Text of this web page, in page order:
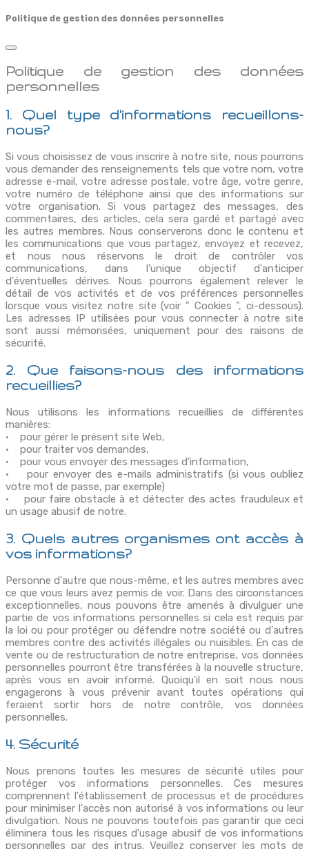
Politique de gestion des données personnelles
Politique de gestion des données
personnelles
1. Quel type d'informations recueillons-
nous?
Si vous choisissez de vous inscrire à notre site, nous pourrons
vous demander des renseignements tels que votre nom, votre
adresse e-mail, votre adresse postale, votre âge, votre genre,
votre numéro de téléphone ainsi que des informations sur
votre organisation. Si vous partagez des messages, des
commentaires, des articles, cela sera gardé et partagé avec
les autres membres. Nous conserverons donc le contenu et
les communications que vous partagez, envoyez et recevez,
et nous nous réservons le droit de contrôler vos
communications, dans l'unique objectif d'anticiper
d'éventuelles dérives. Nous pourrons également relever le
détail de vos activités et de vos préférences personnelles
lorsque vous visitez notre site (voir " Cookies ", ci-dessous).
Les adresses IP utilisées pour vous connecter à notre site
sont aussi mémorisées, uniquement pour des raisons de
sécurité.
2. Que faisons-nous des informations
recueillies?
Nous utilisons les informations recueillies de différentes
manières:
• pour gérer le présent site Web,
• pour traiter vos demandes,
• pour vous envoyer des messages d'information,
• pour envoyer des e-mails administratifs (si vous oubliez
votre mot de passe, par exemple)
• pour faire obstacle à et détecter des actes frauduleux et
un usage abusif de notre.
3. Quels autres organismes ont accès à
vos informations?
Personne d'autre que nous-même, et les autres membres avec
ce que vous leurs avez permis de voir. Dans des circonstances
exceptionnelles, nous pouvons être amenés à divulguer une
partie de vos informations personnelles si cela est requis par
la loi ou pour protéger ou défendre notre société ou d'autres
membres contre des activités illégales ou nuisibles. En cas de
vente ou de restructuration de notre entreprise, vos données
personnelles pourront être transférées à la nouvelle structure,
après vous en avoir informé. Quoiqu'il en soit nous nous
engagerons à vous prévenir avant toutes opérations qui
feraient sortir hors de notre contrôle, vos données
personnelles.
4. Sécurité
Nous prenons toutes les mesures de sécurité utiles pour
protéger vos informations personnelles. Ces mesures
comprennent l'établissement de processus et de procédures
pour minimiser l'accès non autorisé à vos informations ou leur
divulgation. Nous ne pouvons toutefois pas garantir que ceci
éliminera tous les risques d'usage abusif de vos informations
personnelles par des intrus. Veuillez conserver les mots de